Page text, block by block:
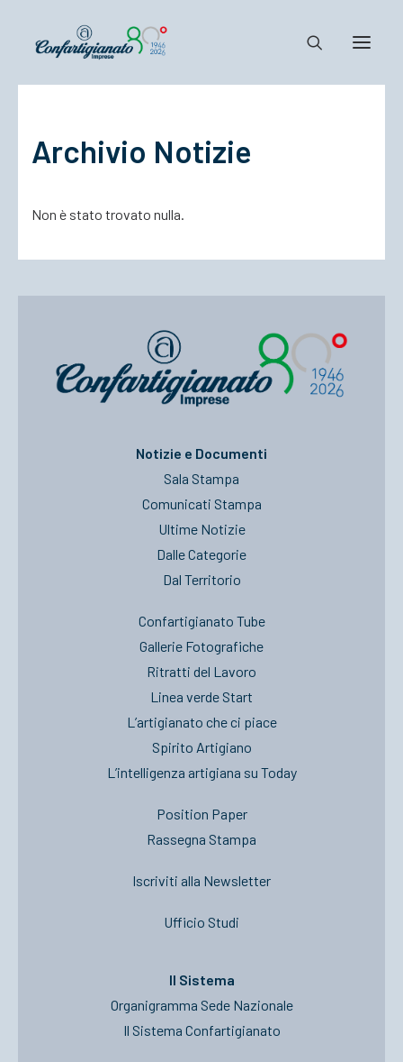
Confartigianato
Il Sistema
Archivio Notizie
Non è stato trovato nulla.
Notizie e Documenti
Sala Stampa
Comunicati Stampa
Ultime Notizie
Dalle Categorie
Dal Territorio
Confartigianato Tube
Gallerie Fotografiche
Ritratti del Lavoro
Linea verde Start
L’artigianato che ci piace
Spirito Artigiano
L’intelligenza artigiana su Today
Position Paper
Rassegna Stampa
Iscriviti alla Newsletter
Ufficio Studi
Il Sistema
Organigramma Sede Nazionale
Il Sistema Confartigianato